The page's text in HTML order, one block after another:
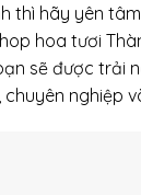
thì hãy yên
hoa tươi
sẽ được trải
chuyên nghiệp